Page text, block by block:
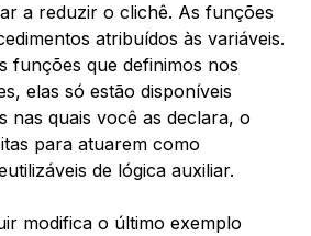
a reduzir o clichê. As funções
atribuídos às variáveis.
funções que definimos nos
elas só estão disponíveis
nas quais você as declara, o
para atuarem como
de lógica auxiliar.
modifica o último exemplo